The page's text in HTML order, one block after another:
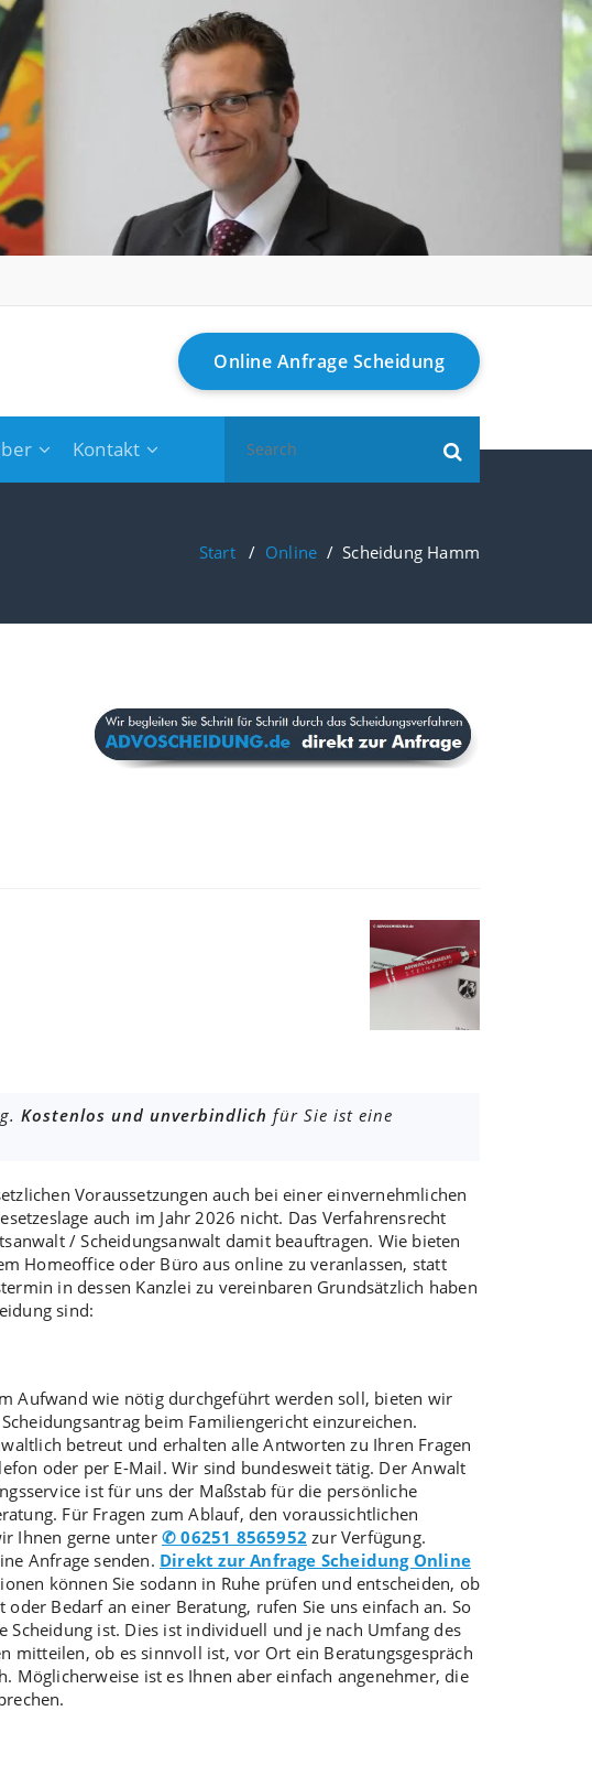
Online Anfrage Scheidung
Kontakt
for:
Start/ Online /Scheidung Hamm
Kostenlos und unverbindlich für Sie ist eine
Voraussetzungen auch bei einereinvernehmlichen
auch im Jahr 2026 nicht. Das Verfahrensrecht
/Scheidungsanwalt damit beauftragen. Wie bieten
Homeoffice oder Büro aus online zu veranlassen, statt
in dessen Kanzlei zu vereinbaren Grundsätzlich haben
sind:
Aufwand wie nötig durchgeführt werden soll, bieten wir
Scheidungsantrag beim Familiengericht einzureichen.
betreut und erhalten alle Antworten zu Ihren Fragen
oder per E-Mail. Wir sind bundesweit tätig. Der Anwalt
ist für uns der Maßstab für die persönliche
Für Fragen zum Ablauf, den voraussichtlichen
Ihnen gerne unter✆ 06251 8565952 zur Verfügung.
Anfrage senden. Direkt zur Anfrage Scheidung Online
können Sie sodann in Ruhe prüfen und entscheiden, ob
Bedarf an einer Beratung, rufen Sie uns einfach an. So
ist. Dies ist individuell und je nach Umfang des
mitteilen, ob es sinnvoll ist, vor Ort ein Beratungsgespräch
Möglicherweise ist es Ihnen aber einfach angenehmer, die